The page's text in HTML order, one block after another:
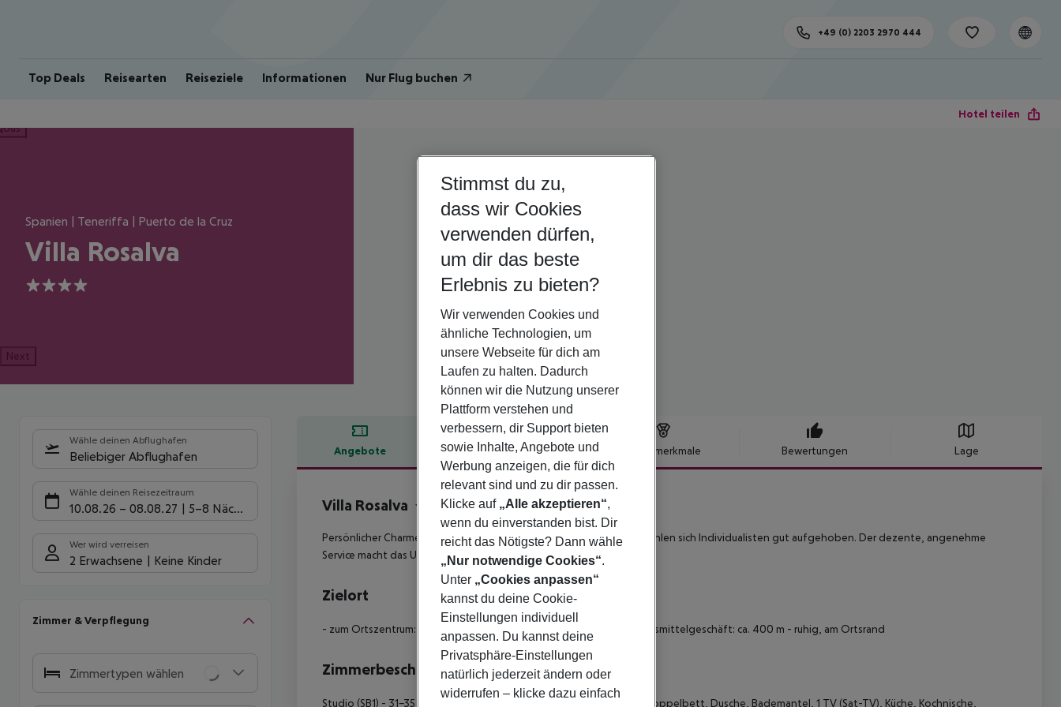
Top Deals Reisearten Reiseziele Informationen Nur Flug buchen
+49 (0) 2203 2970 444
Hotel teilen
Spanien | Teneriffa | Puerto de la Cruz
Villa Rosalva
4
Next
Wähle deinen Abflughafen
Beliebiger Abflughafen
Wähle deinen Reisezeitraum
10.08.26 – 08.08.27 5-8 Nächte
Wer wird verreisen
2 Erwachsene Keine Kinder
Zimmer & Verpflegung
Zimmertypen wählen
Angebote Hotelbeschreibung Hotelmerkmale Bewertungen Lage
Hotelbeschreibung
Villa Rosalva
Persönlicher Charme prägt die Unterkünfte der Villa Rosalva – hier fühlen sich Individualisten gut aufgehoben. Der dezente, angenehme
Service macht das Urlaubserlebnis perfekt!
Zielort
- zum Ortszentrum: Puerto de la Cruz, ca. 2 km - zum nächsten Lebensmittelgeschäft: ca. 400 m - ruhig, am Ortsrand
Zimmerbeschreibung
Studio (SB1) - 31-35 qm, Studio, kombinierter Wohn-/Schlafraum, 1 Doppelbett, Dusche, Bademantel, 1 TV (Sat-TV), Küche, Kochnische,
Stimmst du zu,
dass wir Cookies
verwenden dürfen,
um dir das beste
Erlebnis zu bieten?
Wir verwenden Cookies und
ähnliche Technologien, um
unsere Webseite für dich am
Laufen zu halten. Dadurch
können wir die Nutzung unserer
Plattform verstehen und
verbessern, dir Support bieten
sowie Inhalte, Angebote und
Werbung anzeigen, die für dich
relevant sind und zu dir passen.
Klicke auf „Alle akzeptieren“,
wenn du einverstanden bist. Dir
reicht das Nötigste? Dann wähle
„Nur notwendige Cookies“.
Unter „Cookies anpassen“
kannst du deine Cookie-
Einstellungen individuell
anpassen. Du kannst deine
Privatsphäre-Einstellungen
natürlich jederzeit ändern oder
widerrufen – klicke dazu einfach